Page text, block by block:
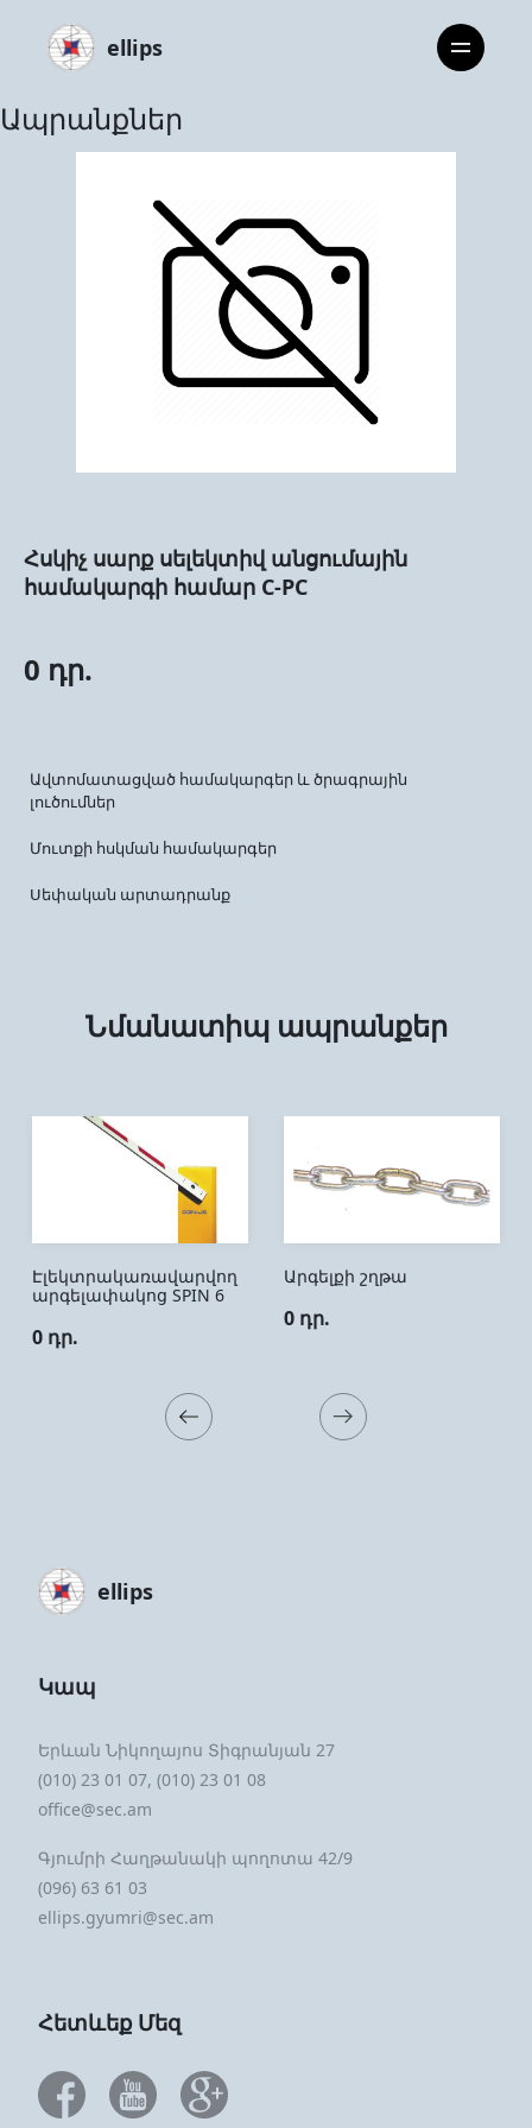
ellips
Ապրանքներ
Հսկիչ սարք սելեկտիվ անցումային
համակարգի համար C-PC
0 դր.
Ավտոմատացված համակարգեր և ծրագրային
լուծումներ
Մուտքի հսկման համակարգեր
Սեփական արտադրանք
Նմանատիպ ապրանքեր
Էլեկտրակառավարվող
արգելափակոց SPIN 6
0 դր.
Արգելքի շղթա
0 դր.
ellips
Կապ
Երևան Նիկողայոս Տիգրանյան 27
(010) 23 01 07, (010) 23 01 08
office@sec.am
Գյումրի Հաղթանակի պողոտա 42/9
(096) 63 61 03
ellips.gyumri@sec.am
Հետևեք Մեզ